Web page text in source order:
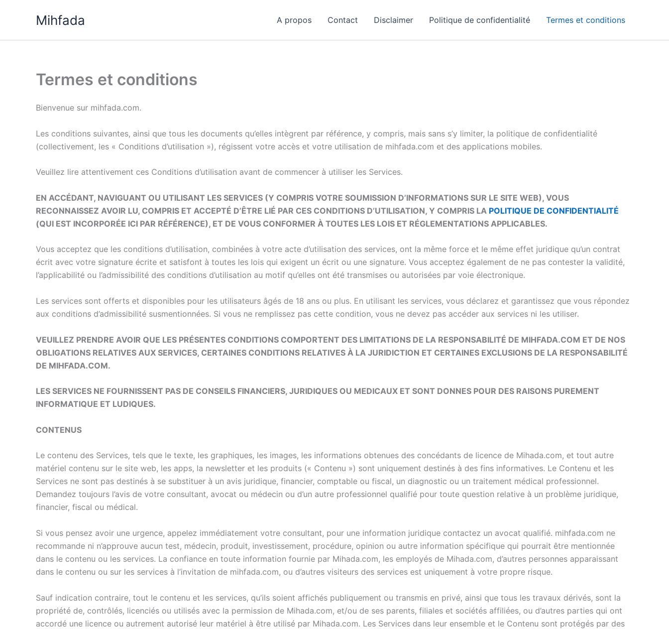
Mihfada A propos Contact Disclaimer Politique de confidentialité Termes et conditions
Termes et conditions
Bienvenue sur mihfada.com.
Les conditions suivantes, ainsi que tous les documents qu’elles intègrent par référence, y compris, mais sans s’y limiter, la politique de confidentialité
(collectivement, les « Conditions d’utilisation »), régissent votre accès et votre utilisation de mihfada.com et des applications mobiles.
Veuillez lire attentivement ces Conditions d’utilisation avant de commencer à utiliser les Services.
EN ACCÉDANT, NAVIGUANT OU UTILISANT LES SERVICES (Y COMPRIS VOTRE SOUMISSION D’INFORMATIONS SUR LE SITE WEB), VOUS
RECONNAISSEZ AVOIR LU, COMPRIS ET ACCEPTÉ D’ÊTRE LIÉ PAR CES CONDITIONS D’UTILISATION, Y COMPRIS LA POLITIQUE DE CONFIDENTIALITÉ
(QUI EST INCORPORÉE ICI PAR RÉFÉRENCE), ET DE VOUS CONFORMER À TOUTES LES LOIS ET RÉGLEMENTATIONS APPLICABLES.
Vous acceptez que les conditions d’utilisation, combinées à votre acte d’utilisation des services, ont la même force et le même effet juridique qu’un contrat
écrit avec votre signature écrite et satisfont à toutes les lois qui exigent un écrit ou une signature. Vous acceptez également de ne pas contester la validité,
l’applicabilité ou l’admissibilité des conditions d’utilisation au motif qu’elles ont été transmises ou autorisées par voie électronique.
Les services sont offerts et disponibles pour les utilisateurs âgés de 18 ans ou plus. En utilisant les services, vous déclarez et garantissez que vous répondez
aux conditions d’admissibilité susmentionnées. Si vous ne remplissez pas cette condition, vous ne devez pas accéder aux services ni les utiliser.
VEUILLEZ PRENDRE AVOIR QUE LES PRÉSENTES CONDITIONS COMPORTENT DES LIMITATIONS DE LA RESPONSABILITÉ DE MIHFADA.COM ET DE NOS
OBLIGATIONS RELATIVES AUX SERVICES, CERTAINES CONDITIONS RELATIVES À LA JURIDICTION ET CERTAINES EXCLUSIONS DE LA RESPONSABILITÉ
DE MIHFADA.COM.
LES SERVICES NE FOURNISSENT PAS DE CONSEILS FINANCIERS, JURIDIQUES OU MEDICAUX ET SONT DONNES POUR DES RAISONS PUREMENT
INFORMATIQUE ET LUDIQUES.
CONTENUS
Le contenu des Services, tels que le texte, les graphiques, les images, les informations obtenues des concédants de licence de Mihada.com, et tout autre
matériel contenu sur le site web, les apps, la newsletter et les produits (« Contenu ») sont uniquement destinés à des fins informatives. Le Contenu et les
Services ne sont pas destinés à se substituer à un avis juridique, financier, comptable ou fiscal, un diagnostic ou un traitement médical professionnel.
Demandez toujours l’avis de votre consultant, avocat ou médecin ou d’un autre professionnel qualifié pour toute question relative à un problème juridique,
financier, fiscal ou médical.
Si vous pensez avoir une urgence, appelez immédiatement votre consultant, pour une information juridique contactez un avocat qualifié. mihfada.com ne
recommande ni n’approuve aucun test, médecin, produit, investissement, procédure, opinion ou autre information spécifique qui pourrait être mentionnée
dans le contenu ou les services. La confiance en toute information fournie par Mihada.com, les employés de Mihada.com, d’autres personnes apparaissant
dans le contenu ou sur les services à l’invitation de mihfada.com, ou d’autres visiteurs des services est uniquement à votre propre risque.
Sauf indication contraire, tout le contenu et les services, qu’ils soient affichés publiquement ou transmis en privé, ainsi que tous les travaux dérivés, sont la
propriété de, contrôlés, licenciés ou utilisés avec la permission de Mihada.com, et/ou de ses parents, filiales et sociétés affiliées, ou d’autres parties qui ont
accordé une licence ou autrement autorisé leur matériel à être utilisé par Mihada.com. Les Services dans leur ensemble et le Contenu sont protégés par des